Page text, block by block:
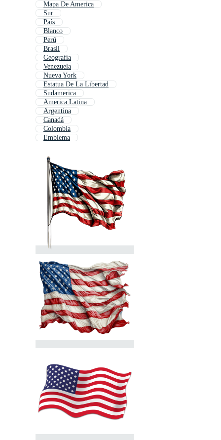
Mapa De America
Sur
País
Blanco
Perú
Brasil
Geografía
Venezuela
Nueva York
Estatua De La Libertad
Sudamerica
America Latina
Argentina
Canadá
Colombia
Emblema